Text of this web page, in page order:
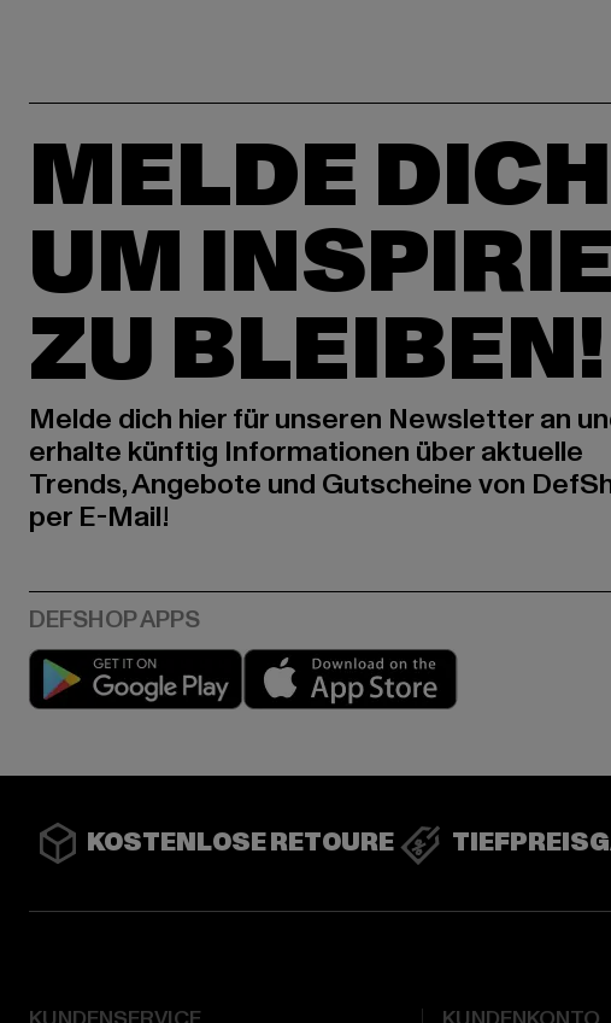
MELDE
UM
ZU BLEIBEN!
Melde dich hier für unseren Newsletter an
erhalte künftig Informationen über aktuelle
Trends, Angebote und Gutscheine von
per E-Mail!
Play market
KOSTENLOSE RETOURE